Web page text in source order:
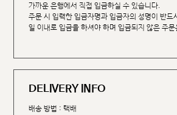
가까운 은행에서 직접 입금하실 수 있습니다.
주문 시 입력한 입금자명과 입금자의 성명이 반드
일 이내로 입금을 하셔야 하며 입금되지 않은 주
DELIVERY INFO
배송 방법 : 택배